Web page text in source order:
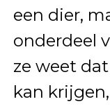
een dier,
onderdeel
ze weet
kan